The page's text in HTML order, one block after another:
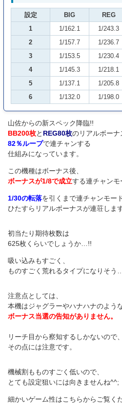
設定 BIG REG
1
1/162.1 1/243.3
2
1/157.7 1/236.7
3
1/153.5 1/230.4
4
1/145.3 1/218.1
5
1/137.1 1/205.8
6
1/132.0 1/198.0
山佐からの新スペック降臨!!
BB200枚と REG80枚のリアルボーナ
82％ループで連チャンする
仕組みになっています。
この機種はボーナス後、
ボーナスが1/8で成立する連チャンモ
1/30の転落を引くまで連チャンモー
ひたすらリアルボーナスが連荘します
初当たり期待枚数は
625枚くらいでしょうか…!!
吸い込みもすごく、
ものすごく荒れるタイプになりそう…
注意点としては、
本機はジャグラーやハナハナのよう
ボーナス当選の告知がありません。
リーチ目から察知するしかないので、
その点には注意です。
機械割もものすごく低いので、
とても設定狙いには向きませんね^^;
細かいゲーム性はこちらからご覧く